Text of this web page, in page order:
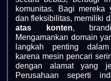
komunitas. Bagi mereka
dan fleksibilitas, memiliki
atas konten,
Mengamankan domain
langkah penting
karena mesin pencari
dengan alamat yang
Perusahaan seperti